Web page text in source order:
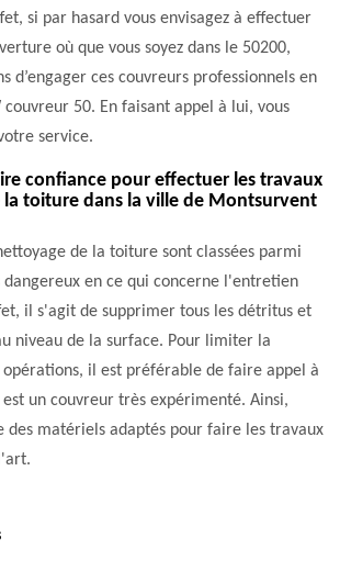
si par hasard vous envisagez à effectuer
où que vous soyez dans le 50200,
d’engager ces couvreurs professionnels en
50. En faisant appel à lui, vous
service.
confiance pour effectuer les travaux
toiture dans la ville de Montsurvent
de la toiture sont classées parmi
dangereux en ce qui concerne l'entretien
il s'agit de supprimer tous les détritus et
niveau de la surface. Pour limiter la
opérations, il est préférable de faire appel à
un couvreur très expérimenté. Ainsi,
des matériels adaptés pour faire les travaux